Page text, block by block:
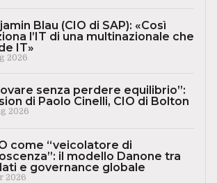
Blau (CIO di SAP): «Così
l’IT di una multinazionale che
IT»
2026
senza perdere equilibrio”:
di Paolo Cinelli, CIO di Bolton
2026
come “veicolatore di
il modello Danone tra
e governance globale
2026